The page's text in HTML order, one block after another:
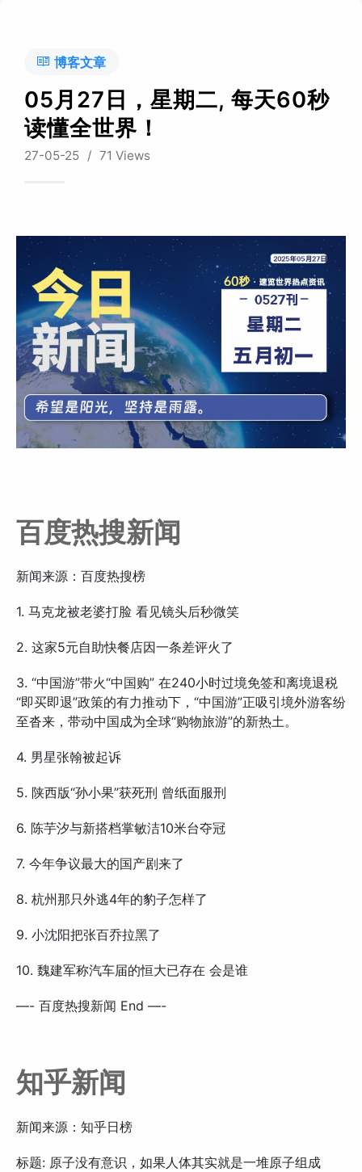
博客文章
05月27日，星期二, 每天60秒
读懂全世界！
27-05-25 / 71 Views
百度热搜新闻
新闻来源：百度热搜榜
1. 马克龙被老婆打脸 看见镜头后秒微笑
2. 这家5元自助快餐店因一条差评火了
3. “中国游”带火“中国购” 在240小时过境免签和离境退税
“即买即退”政策的有力推动下，“中国游”正吸引境外游客纷
至沓来，带动中国成为全球“购物旅游”的新热土。
4. 男星张翰被起诉
5. 陕西版“孙小果”获死刑 曾纸面服刑
6. 陈芋汐与新搭档掌敏洁10米台夺冠
7. 今年争议最大的国产剧来了
8. 杭州那只外逃4年的豹子怎样了
9. 小沈阳把张百乔拉黑了
10. 魏建军称汽车届的恒大已存在 会是谁
—- 百度热搜新闻 End —-
知乎新闻
新闻来源：知乎日榜
标题: 原子没有意识，如果人体其实就是一堆原子组成